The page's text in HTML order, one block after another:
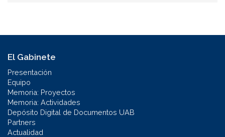
El Gabinete
Presentación
Equipo
Memoria: Proyectos
Memoria: Actividades
Depósito Digital de Documentos UAB
Partners
Actualidad